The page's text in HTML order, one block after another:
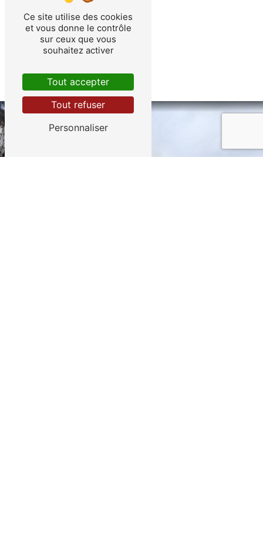
EN SAVOIR PLUS
CONTACTEZ-NOUS
Ce site utilise des cookies
et vous donne le contrôle
sur ceux que vous
souhaitez activer
Tout accepter
Tout refuser
Personnaliser